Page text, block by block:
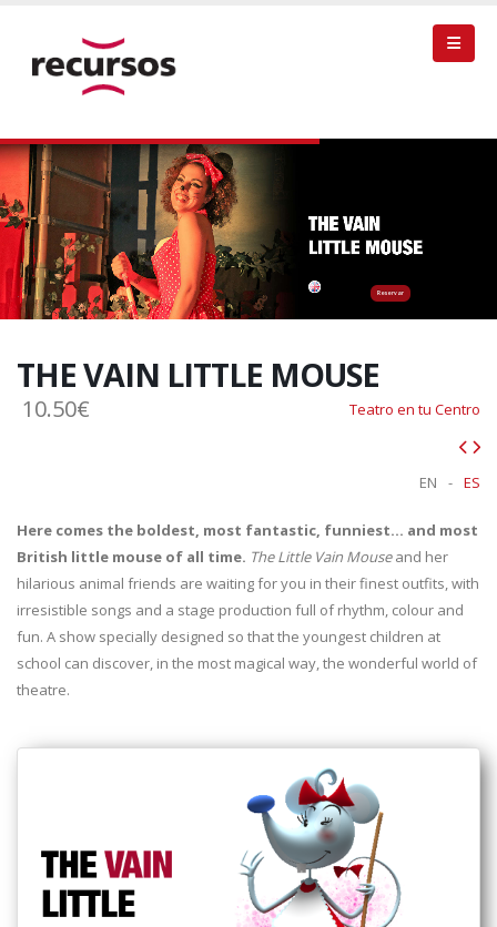
Reservar
THE VAIN LITTLE MOUSE
10.50€ Teatro en tu Centro
ES
-
EN
Here comes the boldest, most fantastic, funniest… and most
British little mouse of all time. The Little Vain Mouseand her
hilarious animal friends are waiting for you in their finest outfits, with
irresistible songs and a stage production full of rhythm, colour and
fun. A show specially designed so that the youngest children at
school can discover, in the most magical way, the wonderful world of
theatre.